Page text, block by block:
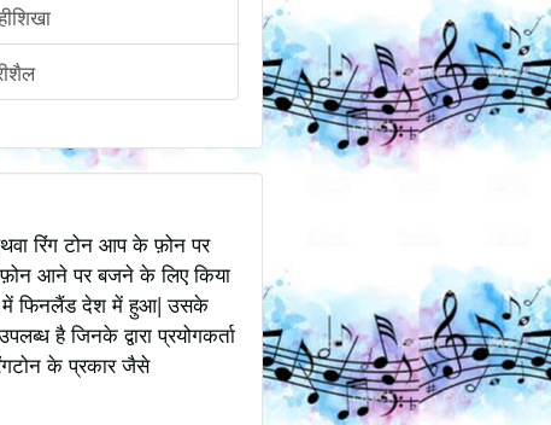
रिंग टोन आप के फ़ोन पर
आने पर बजने के लिए किया
में फिनलैंड देश में हुआ| उसके
है जिनके द्वारा प्रयोगकर्ता
के प्रकार जैसे